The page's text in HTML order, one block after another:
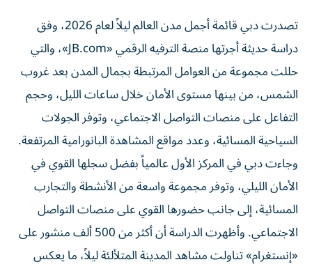
تصدرت دبي قائمة أجمل مدن العالم ليلاً لعام 2026، وفق
دراسة حديثة أجرتها منصة الترفيه الرقمي «JB.com»، والتي
حللت مجموعة من العوامل المرتبطة بجمال المدن بعد غروب
الشمس، من بينها مستوى الأمان خلال ساعات الليل، وحجم
التفاعل على منصات التواصل الاجتماعي، وتوفر الجولات
السياحية المسائية، وعدد مواقع المشاهدة البانورامية المرتفعة.
وجاءت دبي في المركز الأول عالمياً بفضل سجلها القوي في
الأمان الليلي، وتوفر مجموعة واسعة من الأنشطة والتجارب
المسائية، إلى جانب حضورها القوي على منصات التواصل
الاجتماعي. وأظهرت الدراسة أن أكثر من 500 ألف منشور على
«إنستغرام» تناولت مشاهد المدينة المتلألئة ليلاً، ما يعكس